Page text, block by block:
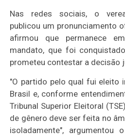
Nas redes sociais, o
publicou um pronunciamento
afirmou que permanece
mandato, que foi
prometeu contestar a decisão
"O partido pelo qual fui eleito
Brasil e, conforme
Tribunal Superior Eleitoral
de gênero deve ser feita no
isoladamente", argumentou